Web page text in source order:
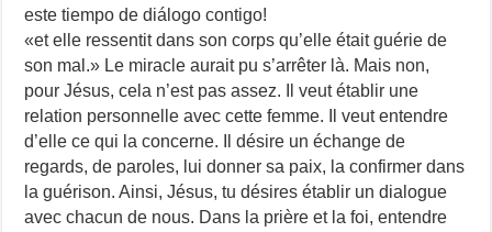
este tiempo de diálogo contigo!
«et elle ressentit dans son corps qu’elle était guérie de
son mal.» Le miracle aurait pu s’arrêter là. Mais non,
pour Jésus, cela n’est pas assez. Il veut établir une
relation personnelle avec cette femme. Il veut entendre
d’elle ce qui la concerne. Il désire un échange de
regards, de paroles, lui donner sa paix, la confirmer dans
la guérison. Ainsi, Jésus, tu désires établir un dialogue
avec chacun de nous. Dans la prière et la foi, entendre